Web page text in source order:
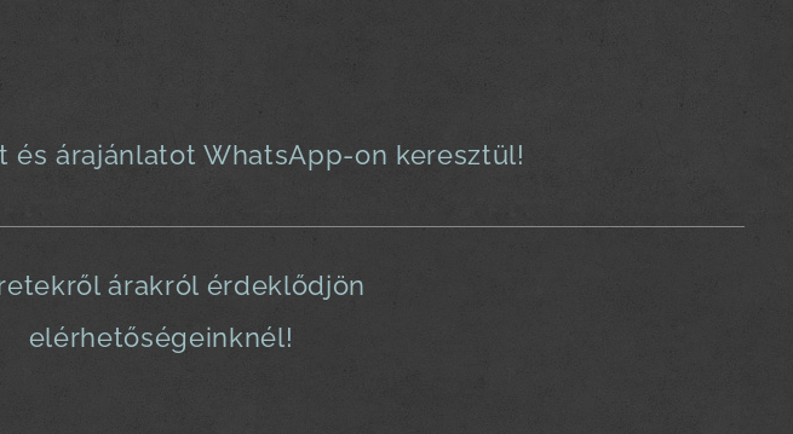
árajánlatot WhatsApp-on keresztül!
árakról érdeklődjön
elérhetőségeinknél!